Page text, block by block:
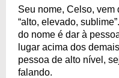
Seu nome, Celso, vem
“alto, elevado,
do nome é dar à
lugar acima dos
pessoa de alto nível,
falando.